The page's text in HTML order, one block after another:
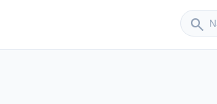
search
Sender